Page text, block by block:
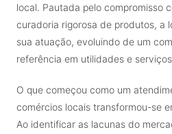
local. Pautada pelo compromisso
curadoria rigorosa de produtos, a
sua atuação, evoluindo de um
referência em utilidades e
O que começou como um
comércios locais transformou-se
Ao identificar as lacunas do